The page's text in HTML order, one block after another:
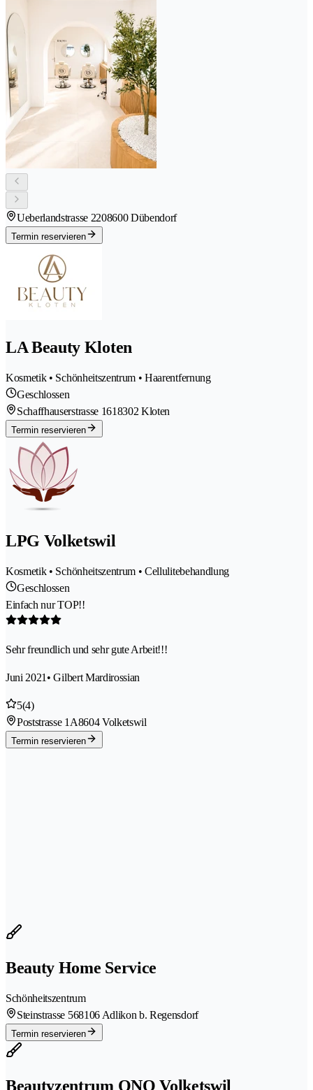
Ueberlandstrasse 2208600 Dübendorf
Termin reservieren
LA Beauty Kloten
Kosmetik • Schönheitszentrum • Haarentfernung
Geschlossen
Schaffhauserstrasse 1618302 Kloten
Termin reservieren
LPG Volketswil
Kosmetik • Schönheitszentrum • Cellulitebehandlung
Geschlossen
Einfach nur TOP!!
Sehr freundlich und sehr gute Arbeit!!!
Juni 2021 • Gilbert Mardirossian
5(4)
Poststrasse 1A8604 Volketswil
Termin reservieren
Beauty Home Service
Schönheitszentrum
Steinstrasse 568106 Adlikon b. Regensdorf
Termin reservieren
Beautyzentrum ONO Volketswil